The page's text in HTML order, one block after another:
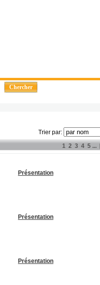
Trier par:
1 2 3 4 5 ...
Présentation
Présentation
Présentation